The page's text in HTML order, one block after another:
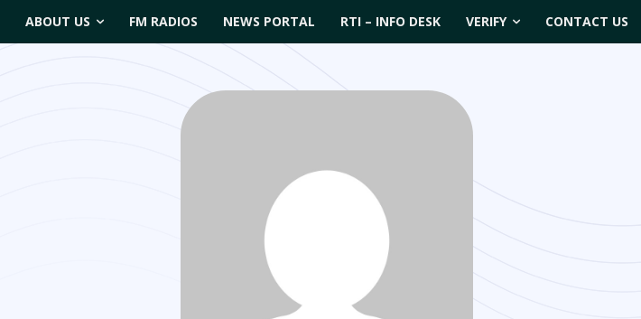
ABOUT US FM RADIOS NEWS PORTAL RTI – INFO DESK VERIFY CONTACT US